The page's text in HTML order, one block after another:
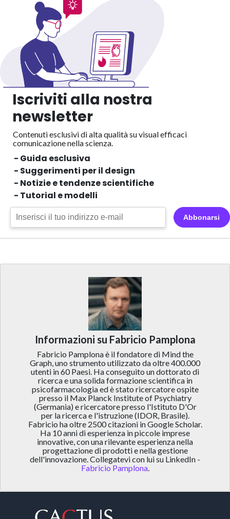
Iscriviti alla nostra
newsletter
Contenuti esclusivi di alta qualità su visual efficaci
comunicazione nella scienza.
- Guida esclusiva
- Suggerimenti per il design
- Notizie e tendenze scientifiche
- Tutorial e modelli
Abbonarsi
Informazioni su Fabricio Pamplona
Fabricio Pamplona è il fondatore di Mind the
Graph, uno strumento utilizzato da oltre 400.000
utenti in 60 Paesi. Ha conseguito un dottorato di
ricerca e una solida formazione scientifica in
psicofarmacologia ed è stato ricercatore ospite
presso il Max Planck Institute of Psychiatry
(Germania) e ricercatore presso l'Istituto D'Or
per la ricerca e l'istruzione (IDOR, Brasile).
Fabricio ha oltre 2500 citazioni in Google Scholar.
Ha 10 anni di esperienza in piccole imprese
innovative, con una rilevante esperienza nella
progettazione di prodotti e nella gestione
dell'innovazione. Collegatevi con lui su LinkedIn -
Fabricio Pamplona.